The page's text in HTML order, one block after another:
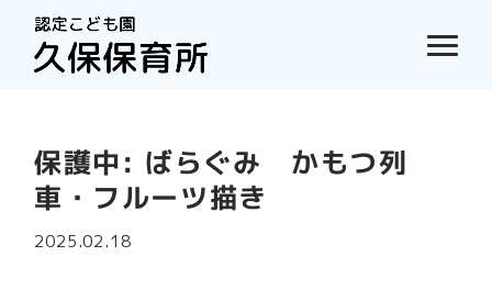
保護中: ばらぐみ かもつ列
車・フルーツ描き
2025.02.18